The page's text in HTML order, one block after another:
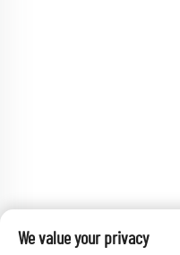
We value your privacy